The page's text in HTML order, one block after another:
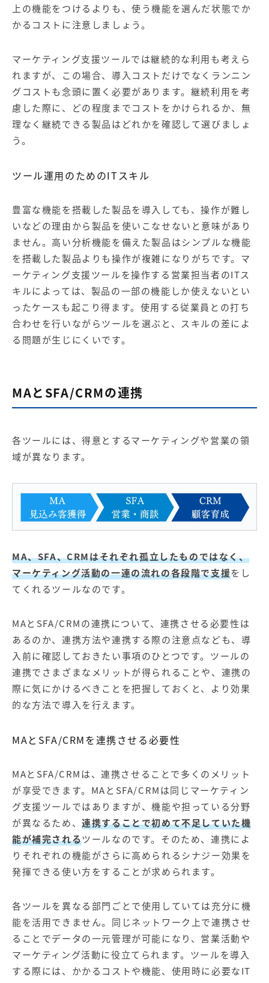
上の機能をつけるよりも、使う機能を選んだ状態でか
かるコストに注意しましょう。
マーケティング支援ツールでは継続的な利用も考えら
れますが、この場合、導入コストだけでなくランニン
グコストも念頭に置く必要があります。継続利用を考
慮した際に、どの程度までコストをかけられるか、無
理なく継続できる製品はどれかを確認して選びましょ
う。
ツール運用のためのITスキル
豊富な機能を搭載した製品を導入しても、操作が難し
いなどの理由から製品を使いこなせないと意味があり
ません。高い分析機能を備えた製品はシンプルな機能
を搭載した製品よりも操作が複雑になりがちです。マ
ーケティング支援ツールを操作する営業担当者のITス
キルによっては、製品の一部の機能しか使えないとい
ったケースも起こり得ます。使用する従業員との打ち
合わせを行いながらツールを選ぶと、スキルの差によ
る問題が生じにくいです。
MAとSFA/CRMの連携
各ツールには、得意とするマーケティングや営業の領
域が異なります。
MA、SFA、CRMはそれぞれ孤立したものではなく、
マーケティング活動の一連の流れの各段階で支援をし
てくれるツールなのです。
MAとSFA/CRMの連携について、連携させる必要性は
あるのか、連携方法や連携する際の注意点なども、導
入前に確認しておきたい事項のひとつです。ツールの
連携でさまざまなメリットが得られることや、連携の
際に気にかけるべきことを把握しておくと、より効果
的な方法で導入を行えます。
MAとSFA/CRMを連携させる必要性
MAとSFA/CRMは、連携させることで多くのメリット
が享受できます。MAとSFA/CRMは同じマーケティン
グ支援ツールではありますが、機能や担っている分野
が異なるため、連携することで初めて不足していた機
能が補完されるツールなのです。そのため、連携によ
りそれぞれの機能がさらに高められるシナジー効果を
発揮できる使い方をすることが求められます。
各ツールを異なる部門ごとで使用していては充分に機
能を活用できません。同じネットワーク上で連携させ
ることでデータの一元管理が可能になり、営業活動や
マーケティング活動に役立てられます。ツールを導入
する際には、かかるコストや機能、使用時に必要なIT